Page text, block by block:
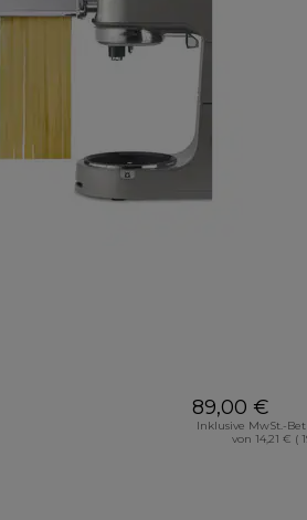
89,00 €
Inklusive MwSt.-
von 14,21 € (